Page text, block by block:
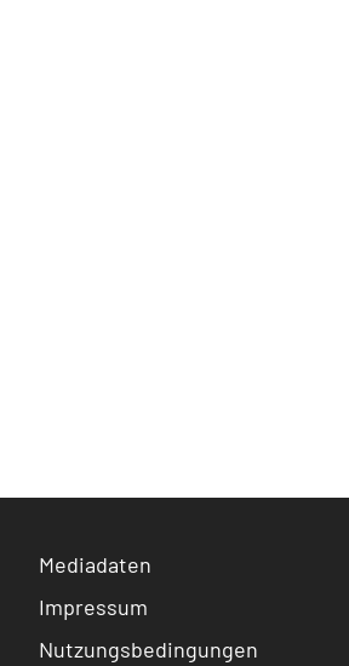
Mediadaten
Impressum
Nutzungsbedingungen